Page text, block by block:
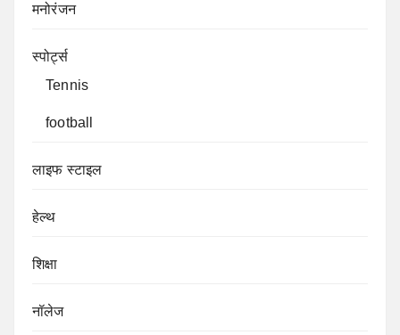
मनोरंजन
स्पोर्ट्स
Tennis
football
लाइफ स्टाइल
हेल्थ
शिक्षा
नॉलेज